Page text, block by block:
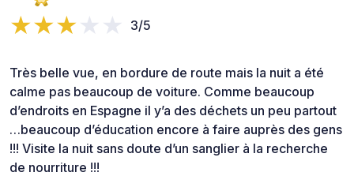
3/5
Très belle vue, en bordure de route mais la nuit a été
calme pas beaucoup de voiture. Comme beaucoup
d’endroits en Espagne il y’a des déchets un peu partout
…beaucoup d’éducation encore à faire auprès des gens
!!! Visite la nuit sans doute d’un sanglier à la recherche
de nourriture !!!